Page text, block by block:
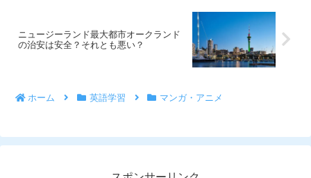
ニュージーランド最大都市オークランド
の治安は安全？それとも悪い？
ホーム 英語学習 マンガ・アニメ